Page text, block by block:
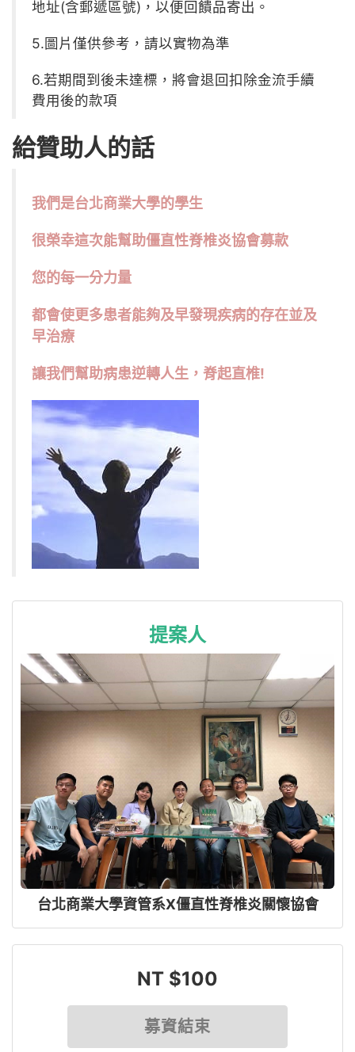
地址(含郵遞區號)，以便回饋品寄出。
5.圖片僅供參考，請以實物為準
6.若期間到後未達標，將會退回扣除金流手續
費用後的款項
給贊助人的話
我們是台北商業大學的學生
很榮幸這次能幫助僵直性脊椎炎協會募款
您的每一分力量
都會使更多患者能夠及早發現疾病的存在並及
早治療
讓我們幫助病患逆轉人生，脊起直椎!
提案人
台北商業大學資管系X僵直性脊椎炎關懷協會
NT $100
募資結束